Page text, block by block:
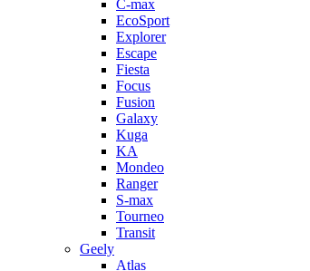
C-max
EcoSport
Explorer
Escape
Fiesta
Focus
Fusion
Galaxy
Kuga
KA
Mondeo
Ranger
S-max
Tourneo
Transit
Geely
Atlas